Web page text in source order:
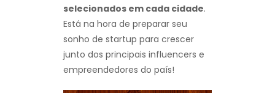
selecionados em cada cidade.
Está na hora de preparar seu
sonho de startup para crescer
junto dos principais influencers e
empreendedores do país!